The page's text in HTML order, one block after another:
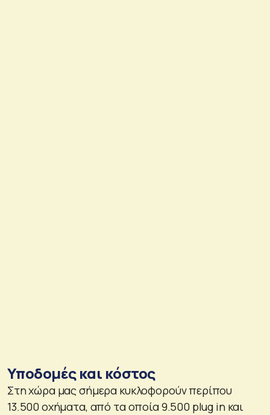
Υποδομές και κόστος
Στη χώρα μας σήμερα κυκλοφορούν περίπου
13.500 οχήματα, από τα οποία 9.500 plug in και